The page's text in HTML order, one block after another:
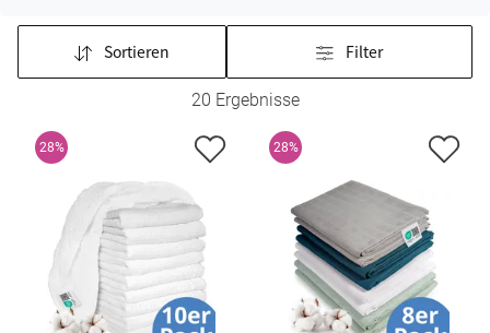
Sortieren Filter
20 Ergebnisse
28% 28%